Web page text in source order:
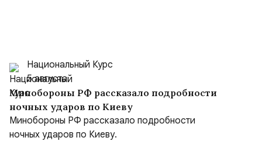
Национальный Курс
5 августа
Минобороны РФ рассказало подробности
ночных ударов по Киеву
Минобороны РФ рассказало подробности
ночных ударов по Киеву.